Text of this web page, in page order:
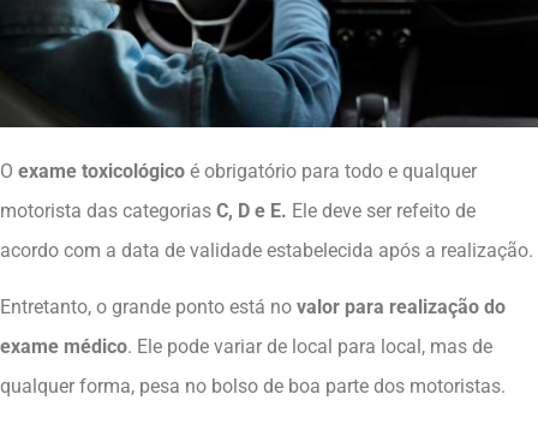
O exame toxicológico é obrigatório para todo e qualquer
motorista das categorias C, D e E. Ele deve ser refeito de
acordo com a data de validade estabelecida após a realização.
Entretanto, o grande ponto está no valor para realização do
exame médico. Ele pode variar de local para local, mas de
qualquer forma, pesa no bolso de boa parte dos motoristas.